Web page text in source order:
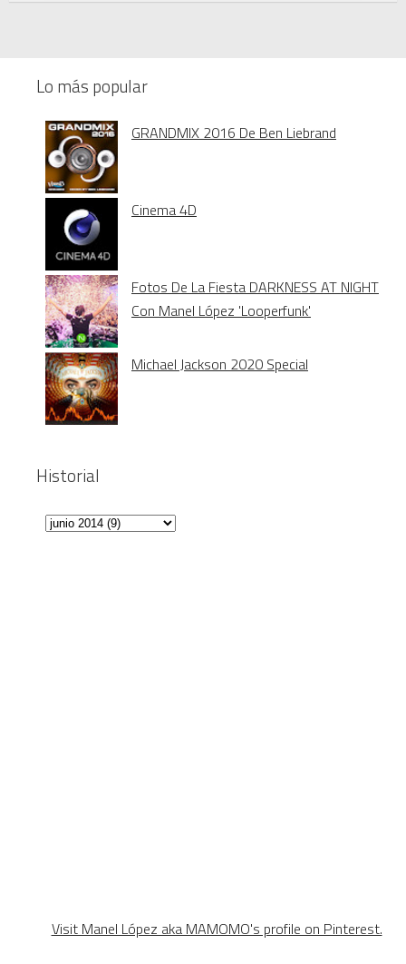
Lo más popular
GRANDMIX 2016 De Ben Liebrand
Cinema 4D
Fotos De La Fiesta DARKNESS AT NIGHT
Con Manel López 'Looperfunk'
Michael Jackson 2020 Special
Historial
Visit Manel López aka MAMOMO's profile on Pinterest.